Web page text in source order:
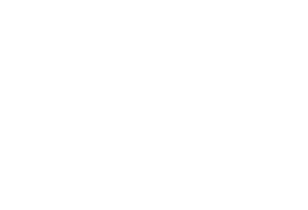
subpáginas
subpáginas